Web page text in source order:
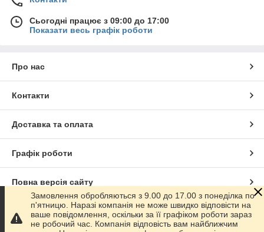
Сьогодні працює з 09:00 до 17:00
Показати весь графік роботи
Про нас
Контакти
Доставка та оплата
Графік роботи
Повна версія сайту
Сайт створено на маркетплейсіProm.ua
Замовлення обробляються з 9.00 до 17.00 з понеділка по
п'ятницю. Наразі компанія не може швидко відповісти на
ваше повідомлення, оскільки за її графіком роботи зараз
не робочий час. Компанія відповість вам найближчим